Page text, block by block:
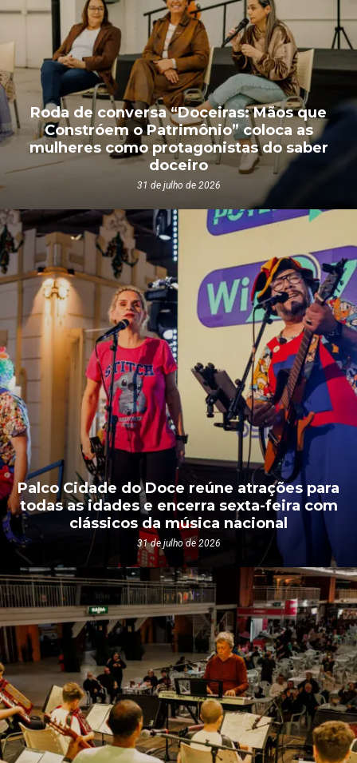
Roda de conversa “Doceiras: Mãos que
Constróem o Patrimônio” coloca as
mulheres como protagonistas do saber
doceiro
31 de julho de 2026
Palco Cidade do Doce reúne atrações para
todas as idades e encerra sexta-feira com
clássicos da música nacional
31 de julho de 2026